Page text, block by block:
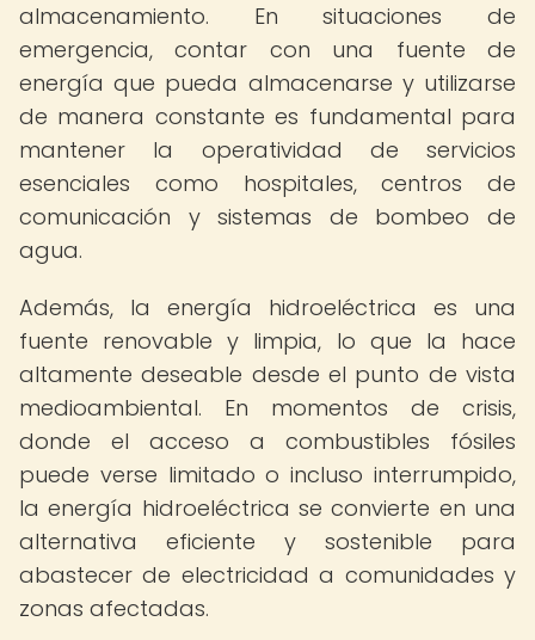
almacenamiento. En situaciones de
emergencia, contar con una fuente de
energía que pueda almacenarse y utilizarse
de manera constante es fundamental para
mantener la operatividad de servicios
esenciales como hospitales, centros de
comunicación y sistemas de bombeo de
agua.
Además, la energía hidroeléctrica es una
fuente renovable y limpia, lo que la hace
altamente deseable desde el punto de vista
medioambiental. En momentos de crisis,
donde el acceso a combustibles fósiles
puede verse limitado o incluso interrumpido,
la energía hidroeléctrica se convierte en una
alternativa eficiente y sostenible para
abastecer de electricidad a comunidades y
zonas afectadas.